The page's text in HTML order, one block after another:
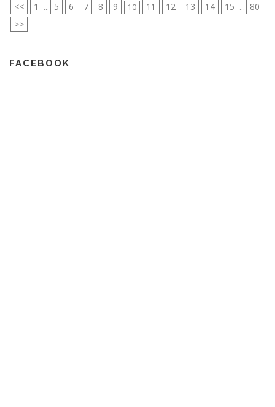
<< 1 ... 5 6 7 8 9 10 11 12 13 14 15 ... 80
>>
FACEBOOK